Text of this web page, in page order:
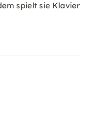
spielt sie Klavier